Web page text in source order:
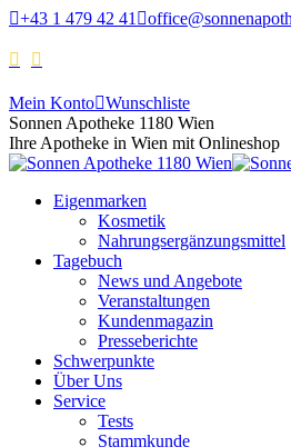
+43 1 479 42 41
Mein Konto Wunschliste
Sonnen Apotheke 1180 Wien
Ihre Apotheke in Wien mit Onlineshop
Eigenmarken
Kosmetik
Nahrungsergänzungsmittel
Tagebuch
News und Angebote
Veranstaltungen
Kundenmagazin
Presseberichte
Schwerpunkte
Über Uns
Service
Tests
Stammkunde